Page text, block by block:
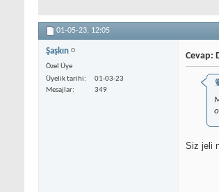
01-05-23, 12:05
Şaşkın
Özel Üye
Üyelik tarihi
01-03-23
Mesajlar
349
Cevap:
Siz jeli